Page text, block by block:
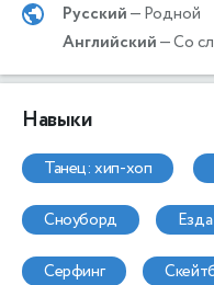
Русский— Родной
Английский— Со
Навыки
танец: хип-хоп
сноуборд
серфинг